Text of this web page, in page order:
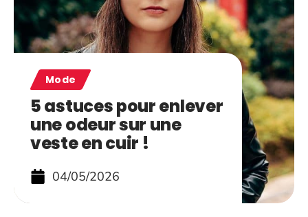
Mode
5 astuces pour enlever
une odeur sur une
veste en cuir !
04/05/2026